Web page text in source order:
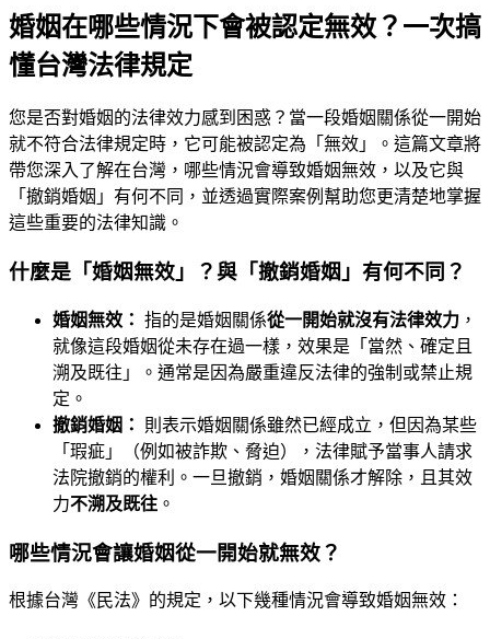
婚姻在哪些情況下會被認定無效？一次搞
懂台灣法律規定
您是否對婚姻的法律效力感到困惑？當一段婚姻關係從一開始
就不符合法律規定時，它可能被認定為「無效」。這篇文章將
帶您深入了解在台灣，哪些情況會導致婚姻無效，以及它與
「撤銷婚姻」有何不同，並透過實際案例幫助您更清楚地掌握
這些重要的法律知識。
什麼是「婚姻無效」？與「撤銷婚姻」有何不同？
婚姻無效： 指的是婚姻關係從一開始就沒有法律效力 ，
就像這段婚姻從未存在過一樣，效果是「當然、確定且
溯及既往」。通常是因為嚴重違反法律的強制或禁止規
定。
撤銷婚姻：
則表示婚姻關係雖然已經成立，但因為某些
「瑕疵」（例如被詐欺、脅迫），法律賦予當事人請求
法院撤銷的權利。一旦撤銷，婚姻關係才解除，且其效
力不溯及既往 。
哪些情況會讓婚姻從一開始就無效？
根據台灣《民法》的規定，以下幾種情況會導致婚姻無效：